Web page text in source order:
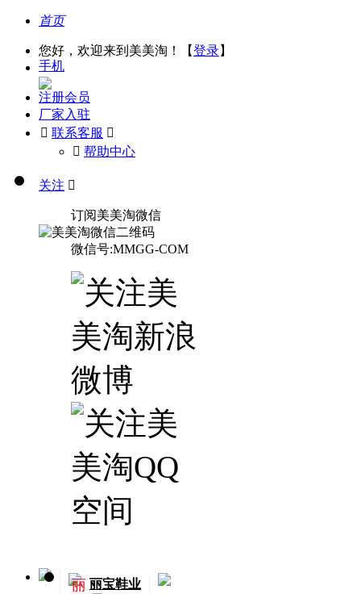
首页
您好，欢迎来到美美淘！【登录】
手机
注册会员
厂家入驻
 联系客服 
󰅃 帮助中心
关注 
订阅美美淘微信
微信号:MMGG-COM
丽 丽宝鞋业